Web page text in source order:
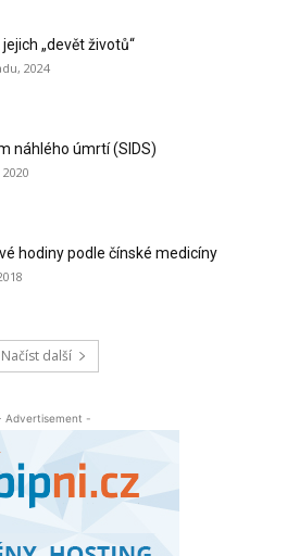
jejich „devět životů“
2024
náhlého úmrtí (SIDS)
hodiny podle čínské medicíny
Načíst další
Advertisement -